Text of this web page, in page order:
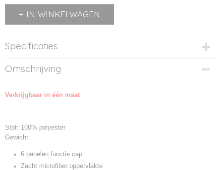
IN WINKELWAGEN
Specificaties
Productcode
MB6205-01
MB6205
Omschrijving
Verkrijgbaar in één maat
Stof: 100% polyester
Gewicht:
6 panelen functie cap
Zacht microfiber oppervlakte